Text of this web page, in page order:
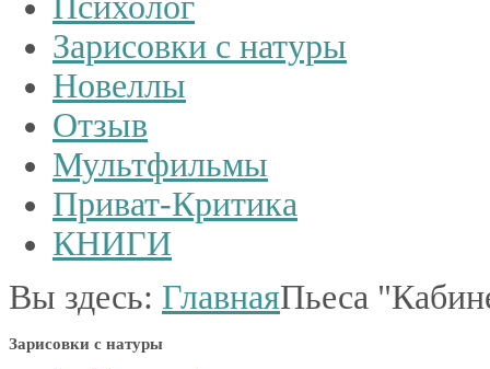
Зарисовки с натуры
Новеллы
Отзыв
Мультфильмы
Приват-Критика
КНИГИ
Вы здесь: ГлавнаяПьеса
Зарисовки с натуры